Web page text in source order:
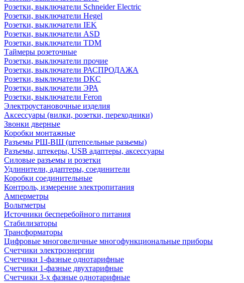
Розетки, выключатели Schneider Electric
Розетки, выключатели Hegel
Розетки, выключатели IEK
Розетки, выключатели ASD
Розетки, выключатели TDM
Таймеры розеточные
Розетки, выключатели прочие
Розетки, выключатели РАСПРОДАЖА
Розетки, выключатели DKC
Розетки, выключатели ЭРА
Розетки, выключатели Feron
Электроустановочные изделия
Аксессуары (вилки, розетки, переходники)
Звонки дверные
Коробки монтажные
Разъемы РШ-ВШ (штепсельные разьемы)
Разъемы, штекеры, USB адаптеры, аксессуары
Силовые разъемы и розетки
Удлинители, адаптеры, соединители
Коробки соединительные
Контроль, измерение электропитания
Амперметры
Вольтметры
Источники бесперебойного питания
Стабилизаторы
Трансформаторы
Цифровые многовеличные многофункциональные приборы
Счетчики электроэнергии
Счетчики 1-фазные однотарифные
Счетчики 1-фазные двухтарифные
Счетчики 3-х фазные однотарифные